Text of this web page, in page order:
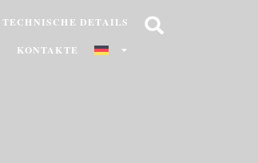
TECHNISCHE DETAILS
KONTAKTE